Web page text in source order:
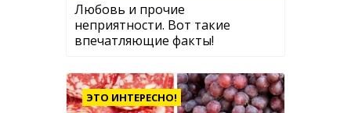
Любовь и прочие
неприятности. Вот такие
впечатляющие факты!
ЭТО ИНТЕРЕСНО!